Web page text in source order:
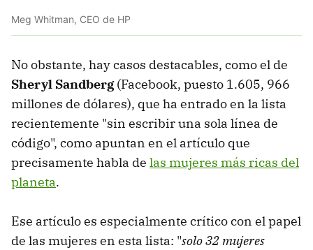
Meg Whitman, CEO de HP
No obstante, hay casos destacables, como el de
Sheryl Sandberg(Facebook, puesto 1.605, 966
millones de dólares), que ha entrado en la lista
recientemente "sin escribir una sola línea de
código", como apuntan en el artículo que
precisamente habla de las mujeres más ricas del
planeta.
Ese artículo es especialmente crítico con el papel
de las mujeres en esta lista: "solo 32 mujeres